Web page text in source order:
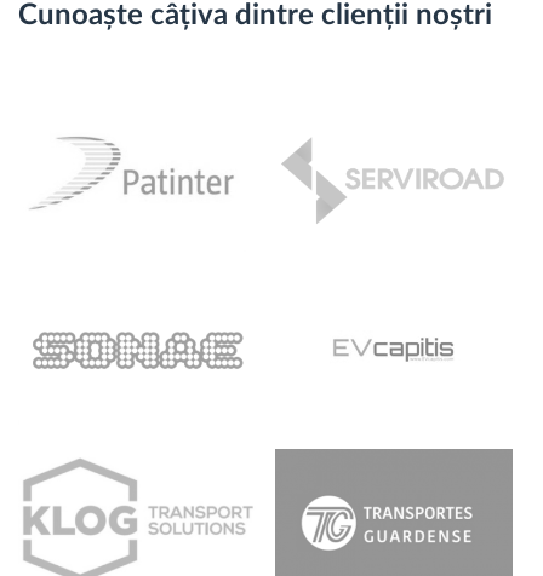
Cunoaște câțiva dintre clienții noștri